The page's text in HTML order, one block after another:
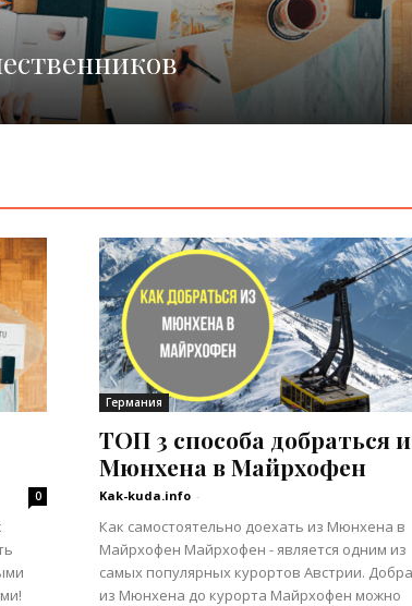
0
Германия
ТОП 3 способа добраться
Мюнхена в Майрхофен
Kak-kuda.info -
Как самостоятельно доехать из Мюнхена в
Майрхофен Майрхофен - является одним из
самых популярных курортов Австрии.
из Мюнхена до курорта Майрхофен можно